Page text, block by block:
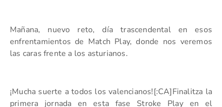
Mañana, nuevo reto, día trascendental en esos
enfrentamientos de Match Play, donde nos veremos
las caras frente a los asturianos.
¡Mucha suerte a todos los valencianos![:CA]Finalitza la
primera jornada en esta fase Stroke Play en el